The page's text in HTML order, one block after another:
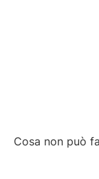
Cosa non può